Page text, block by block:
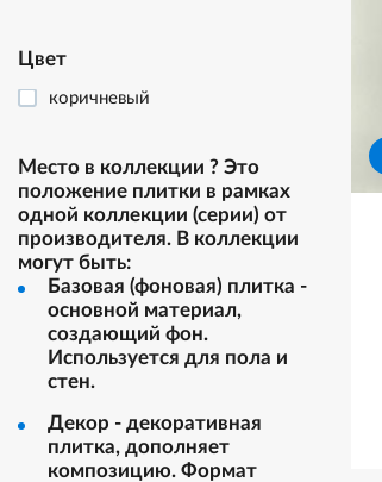
металл
моноколор
орнамент
рисунок
соль/перец
терраццо
травертин
Цвет
коричневый
Место в коллекции ? Это
положение плитки в рамках
одной коллекции (серии) от
производителя. В коллекции
могут быть:
Базовая (фоновая) плитка -
основной материал,
создающий фон.
Используется для пола и
стен.
Декор - декоративная
плитка, дополняет
композицию. Формат